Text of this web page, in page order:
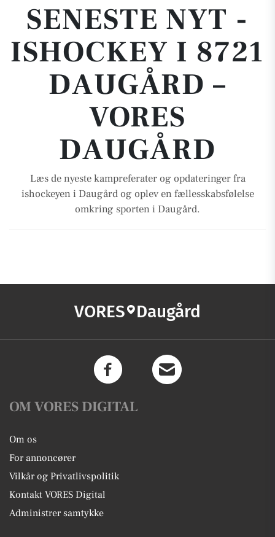
SENESTE NYT -
ISHOCKEY I 8721
DAUGÅRD –
VORES
DAUGÅRD
Læs de nyeste kampreferater og opdateringer fra
ishockeyen i Daugård og oplev en fællesskabsfølelse
omkring sporten i Daugård.
VORES Daugård
OM VORES DIGITAL
Om os
For annoncører
Vilkår og Privatlivspolitik
Kontakt VORES Digital
Administrer samtykke